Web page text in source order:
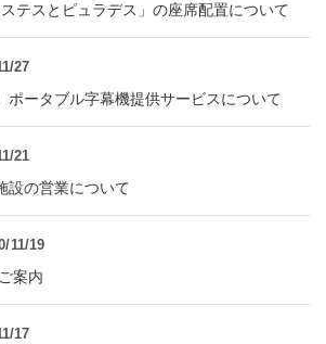
テスとピュラデス」の座席配置について
27
ポータブル字幕機提供サービスについて
21
設の営業について
11/19
案内
17